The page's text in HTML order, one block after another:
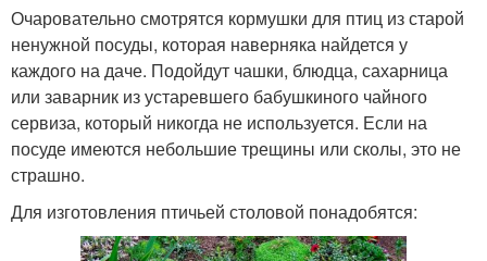
Очаровательно смотрятся кормушки для птиц из старой
ненужной посуды, которая наверняка найдется у
каждого на даче. Подойдут чашки, блюдца, сахарница
или заварник из устаревшего бабушкиного чайного
сервиза, который никогда не используется. Если на
посуде имеются небольшие трещины или сколы, это не
страшно.
Для изготовления птичьей столовой понадобятся: